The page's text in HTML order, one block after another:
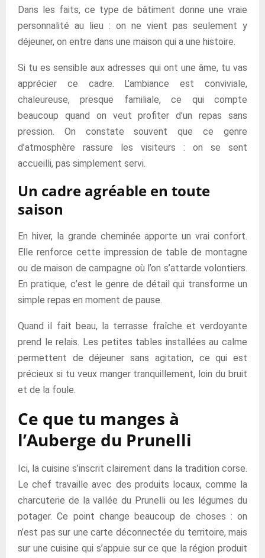
Dans les faits, ce type de bâtiment donne une vraie
personnalité au lieu : on ne vient pas seulement y
déjeuner, on entre dans une maison qui a une histoire.
Si tu es sensible aux adresses qui ont une âme, tu vas
apprécier ce cadre. L’ambiance est conviviale,
chaleureuse, presque familiale, ce qui compte
beaucoup quand on veut profiter d’un repas sans
pression. On constate souvent que ce genre
d’atmosphère rassure les visiteurs : on se sent
accueilli, pas simplement servi.
Un cadre agréable en toute
saison
En hiver, la grande cheminée apporte un vrai confort.
Elle renforce cette impression de table de montagne
ou de maison de campagne où l’on s’attarde volontiers.
En pratique, c’est le genre de détail qui transforme un
simple repas en moment de pause.
Quand il fait beau, la terrasse fraîche et verdoyante
prend le relais. Les petites tables installées au calme
permettent de déjeuner sans agitation, ce qui est
précieux si tu veux manger tranquillement, loin du bruit
et de la foule.
Ce que tu manges à
l’Auberge du Prunelli
Ici, la cuisine s’inscrit clairement dans la tradition corse.
Le chef travaille avec des produits locaux, comme la
charcuterie de la vallée du Prunelli ou les légumes du
potager. Ce point change beaucoup de choses : on
n’est pas sur une carte déconnectée du territoire, mais
sur une cuisine qui s’appuie sur ce que la région produit